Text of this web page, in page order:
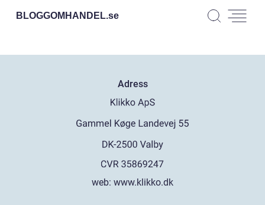
BLOGGOMHANDEL.se
Adress
web: www.klikko.dk